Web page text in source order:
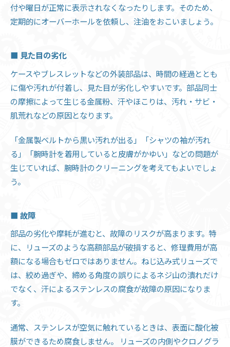
付や曜日が正常に表示されなくなったりします。そのため、
定期的にオーバーホールを依頼し、注油をおこいましょう。
■ 見た目の劣化
ケースやブレスレットなどの外装部品は、時間の経過ととも
に傷や汚れが付着し、見た目が劣化しやすいです。部品同士
の摩擦によって生じる金属粉、汗やほこりは、汚れ・サビ・
肌荒れなどの原因となります。
「金属製ベルトから黒い汚れが出る」「シャツの袖が汚れ
る」「腕時計を着用していると皮膚がかゆい」などの問題が
生じていれば、腕時計のクリーニングを考えてもよいでしょ
う。
■ 故障
部品の劣化や摩耗が進むと、故障のリスクが高まります。特
に、リューズのような高額部品が破損すると、修理費用が高
額になる場合もゼロではありません。ねじ込み式リューズで
は、絞め過ぎや、締める角度の誤りによるネジ山の潰れだけ
でなく、汗によるステンレスの腐食が故障の原因になりま
す。
通常、ステンレスが空気に触れているときは、表面に酸化被
膜ができるため腐食しません。 リューズの内側やクロノグラ